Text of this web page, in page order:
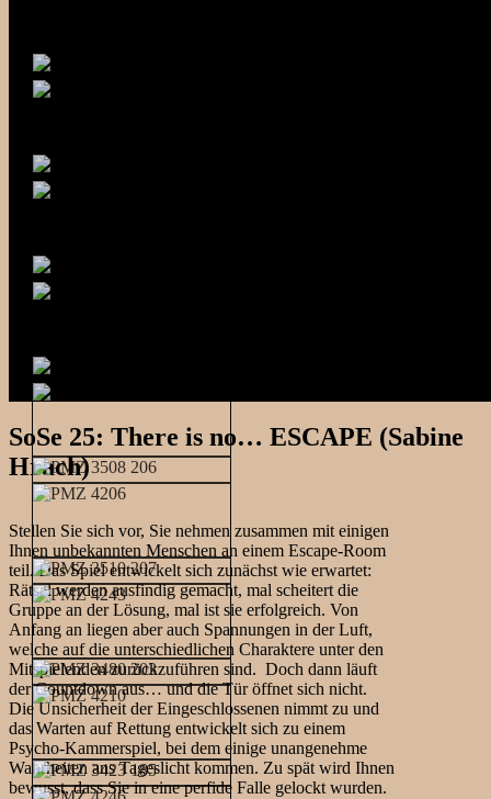
SoSe 25: There is no… ESCAPE (Sabine
Hrach)
Stellen Sie sich vor, Sie nehmen zusammen mit einigen
Ihnen unbekannten Menschen an einem Escape-Room
teil. Das Spiel entwickelt sich zunächst wie erwartet:
Rätsel werden ausfindig gemacht, mal scheitert die
Gruppe an der Lösung, mal ist sie erfolgreich. Von
Anfang an liegen aber auch Spannungen in der Luft,
welche auf die unterschiedlichen Charaktere unter den
Mitspielenden zurückzuführen sind. Doch dann läuft
der Countdown aus… und die Tür öffnet sich nicht.
Die Unsicherheit der Eingeschlossenen nimmt zu und
das Warten auf Rettung entwickelt sich zu einem
Psycho-Kammerspiel, bei dem einige unangenehme
Wahrheiten ans Tageslicht kommen. Zu spät wird Ihnen
bewusst, dass Sie in eine perfide Falle gelockt wurden.